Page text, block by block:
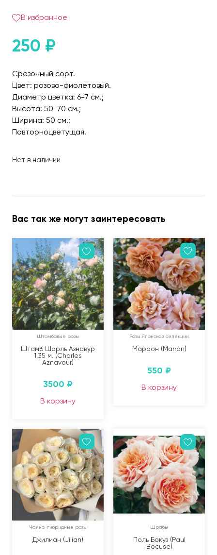
В избранное
250 ₽
Срезочный сорт.
Цвет: розово-фиолетовый.
Диаметр цветка: 6-7 см.;
Высота: 50-70 см.;
Ширина: 50 см.;
Повторноцветущая.
Нет в наличии
Вас так же могут заинтересовать
Штамбовые розы
Штамб Шарль Азнавур
1,35 м. (Charles
Aznavour)
3500 ₽
В корзину
Розы Японской селекции
Маррон (Marron)
550 ₽
В корзину
Чайно-гибридные розы
Джилиан (Jilian)
Шрабы
Поль Бокуз (Paul
Bocuse)